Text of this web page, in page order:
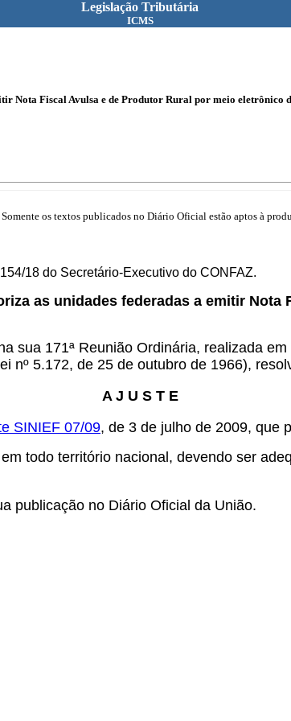
Legislação Tributária
ICMS
Nota Fiscal Avulsa e de Produtor Rural por meio eletrônico
os textos publicados no Diário Oficial estão aptos à
18 do Secretário-Executivo do CONFAZ.
as unidades federadas a emitir
sua 171ª Reunião Ordinária, realizada
nº 5.172, de 25 de outubro de 1966),
A J U S T E
SINIEF 07/09, de 3 de julho de 2009, que
todo território nacional, devendo ser
publicação no Diário Oficial da União.